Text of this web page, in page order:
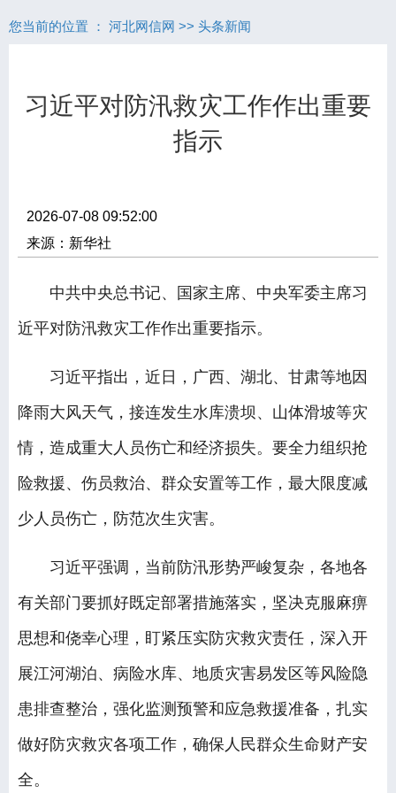
您当前的位置 ： 河北网信网 >> 头条新闻
习近平对防汛救灾工作作出重要
指示
2026-07-08 09:52:00
来源：新华社
中共中央总书记、国家主席、中央军委主席习
近平对防汛救灾工作作出重要指示。
习近平指出，近日，广西、湖北、甘肃等地因
降雨大风天气，接连发生水库溃坝、山体滑坡等灾
情，造成重大人员伤亡和经济损失。要全力组织抢
险救援、伤员救治、群众安置等工作，最大限度减
少人员伤亡，防范次生灾害。
习近平强调，当前防汛形势严峻复杂，各地各
有关部门要抓好既定部署措施落实，坚决克服麻痹
思想和侥幸心理，盯紧压实防灾救灾责任，深入开
展江河湖泊、病险水库、地质灾害易发区等风险隐
患排查整治，强化监测预警和应急救援准备，扎实
做好防灾救灾各项工作，确保人民群众生命财产安
全。